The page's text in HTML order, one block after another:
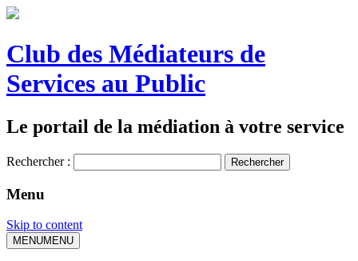
Club des Médiateurs de
Services au Public
Le portail de la médiation à votre service
Rechercher :
Menu
Skip to content
MENUMENU